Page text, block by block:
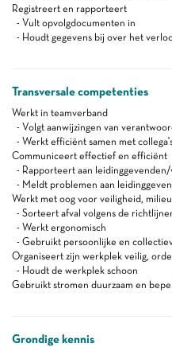
Registreert en rapporteert
- Vult opvolgdocumenten in
- Houdt gegevens bij over het
Transversale competenties
Werkt in teamverband
- Volgt aanwijzingen van
- Werkt efficiënt samen met
Communiceert effectief en efficiënt
- Rapporteert aan
- Meldt problemen aan
Werkt met oog voor veiligheid,
- Sorteert afval volgens de
- Werkt ergonomisch
- Gebruikt persoonlijke en
Organiseert zijn werkplek veilig,
- Houdt de werkplek schoon
Gebruikt stromen duurzaam en
Grondige kennis